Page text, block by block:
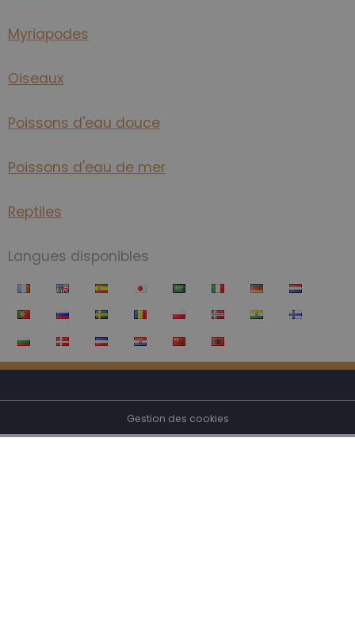
Myriapodes
Oiseaux
Poissons d'eau douce
Poissons d'eau de mer
Reptiles
Langues disponibles
Gestion des cookies